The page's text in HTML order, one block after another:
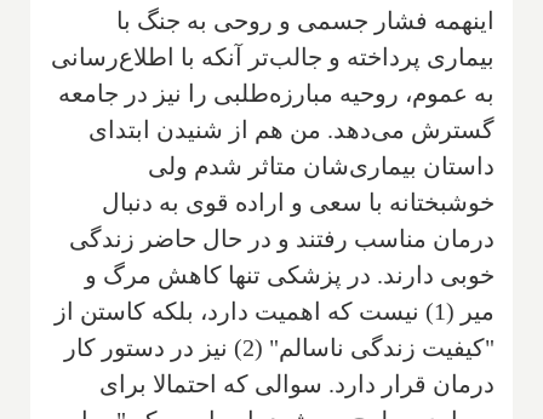
اینهمه فشار جسمی و روحی به جنگ با
بیماری پرداخته و جالب‌تر آنکه با اطلاع‌رسانی
به عموم، روحیه مبارزه‌طلبی را نیز در جامعه
گسترش می‌دهد. من هم از شنیدن ابتدای
داستان بیماری‌شان متاثر شدم ولی
خوشبختانه با سعی و اراده قوی به دنبال
درمان مناسب رفتند و در حال حاضر زندگی
خوبی دارند. در پزشکی تنها کاهش مرگ و
میر (1) نیست که اهمیت دارد، بلکه کاستن از
"کیفیت زندگی ناسالم" (2) نیز در دستور کار
درمان قرار دارد. سوالی که احتمالا برای